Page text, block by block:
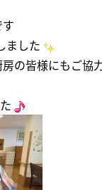
ました
の皆様にもご協力